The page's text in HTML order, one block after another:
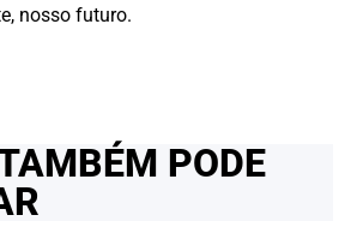
nosso futuro.
PODE